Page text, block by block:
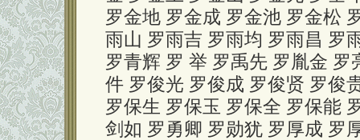
罗金地 罗金成 罗金池 罗金松
雨山 罗雨吉 罗雨均 罗雨昌 罗
罗青辉 罗 举 罗禹先 罗胤金
件 罗俊光 罗俊成 罗俊贤 罗俊
罗保生 罗保玉 罗保全 罗保能
剑如 罗勇卿 罗勋犹 罗厚成 罗